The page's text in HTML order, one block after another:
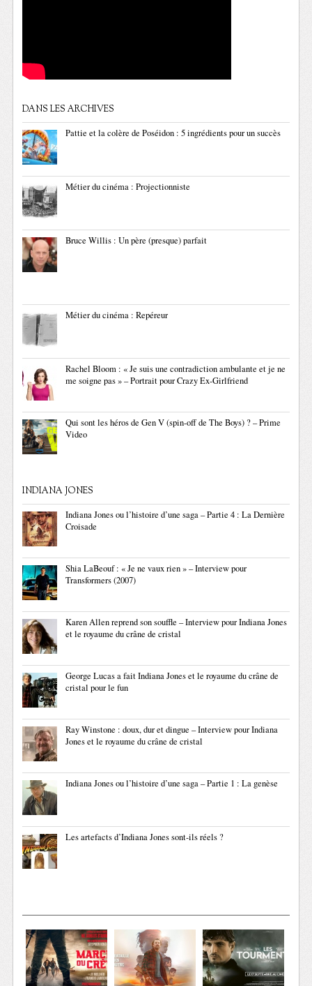
DANS LES ARCHIVES
Pattie et la colère de Poséidon : 5 ingrédients pour un succès
Métier du cinéma : Projectionniste
Bruce Willis : Un père (presque) parfait
Métier du cinéma : Repéreur
Rachel Bloom : « Je suis une contradiction ambulante et je ne
me soigne pas » – Portrait pour Crazy Ex-Girlfriend
Qui sont les héros de Gen V (spin-off de The Boys) ? – Prime
Video
INDIANA JONES
Indiana Jones ou l’histoire d’une saga – Partie 4 : La Dernière
Croisade
Shia LaBeouf : « Je ne vaux rien » – Interview pour
Transformers (2007)
Karen Allen reprend son souffle – Interview pour Indiana Jones
et le royaume du crâne de cristal
George Lucas a fait Indiana Jones et le royaume du crâne de
cristal pour le fun
Ray Winstone : doux, dur et dingue – Interview pour Indiana
Jones et le royaume du crâne de cristal
Indiana Jones ou l’histoire d’une saga – Partie 1 : La genèse
Les artefacts d’Indiana Jones sont-ils réels ?